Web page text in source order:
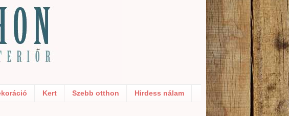
Kert Szebb otthon Hirdess nálam